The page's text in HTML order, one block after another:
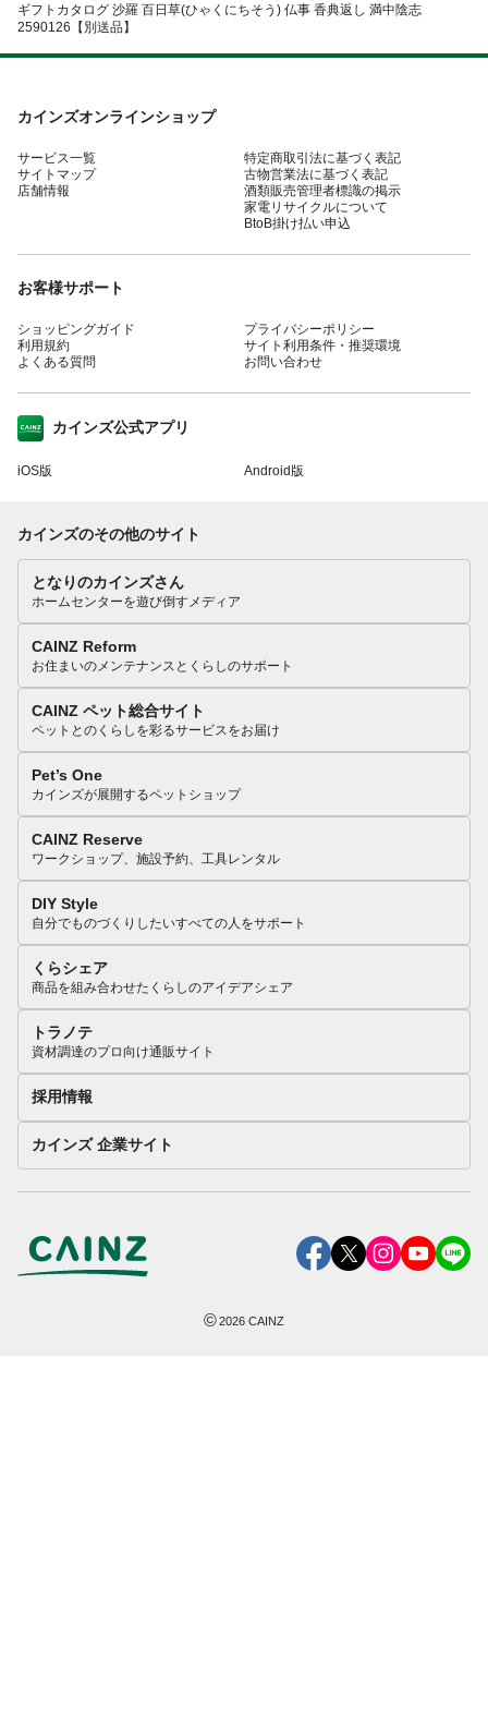
ギフトカタログ 沙羅 百日草(ひゃくにちそう) 仏事 香典返し 満中陰志
2590126【別送品】
カインズオンラインショップ
サービス一覧
サイトマップ
店舗情報
特定商取引法に基づく表記
古物営業法に基づく表記
酒類販売管理者標識の掲示
家電リサイクルについて
BtoB掛け払い申込
お客様サポート
ショッピングガイド
利用規約
よくある質問
プライバシーポリシー
サイト利用条件・推奨環境
お問い合わせ
カインズ公式アプリ
iOS版 Android版
カインズのその他のサイト
となりのカインズさん
ホームセンターを遊び倒すメディア
CAINZ Reform
お住まいのメンテナンスとくらしのサポート
CAINZ ペット総合サイト
ペットとのくらしを彩るサービスをお届け
Pet’s One
カインズが展開するペットショップ
CAINZ Reserve
ワークショップ、施設予約、工具レンタル
DIY Style
自分でものづくりしたいすべての人をサポート
くらシェア
商品を組み合わせたくらしのアイデアシェア
トラノテ
資材調達のプロ向け通販サイト
採用情報
カインズ 企業サイト
©2026 CAINZ